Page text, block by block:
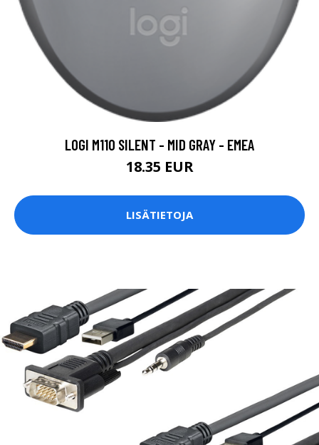
LOGI M110 SILENT - MID GRAY - EMEA
18.35 EUR
LISÄTIETOJA